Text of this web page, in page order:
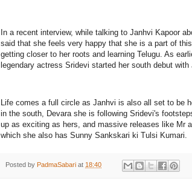
In a recent interview, while talking to Janhvi Kapoor
said that she feels very happy that she is a part of
getting closer to her roots and learning Telugu. As
legendary actress Sridevi started her south debut
Life comes a full circle as Janhvi is also all set to be
in the south, Devara she is following Sridevi's
up as exciting as hers, and massive releases like Mr
which she also has Sunny Sankskari ki Tulsi Kumari.
Posted by PadmaSabari at 18:40